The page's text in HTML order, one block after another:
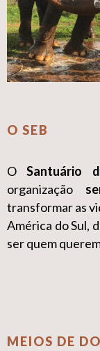
O SEB
OSantuário
organização
transformar as
América do Sul,
ser quem
MEIOS DE